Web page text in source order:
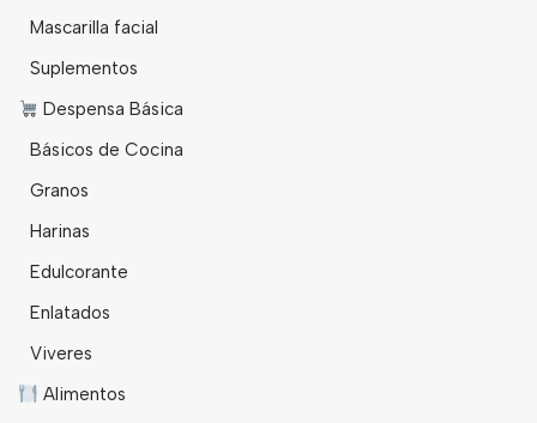
Mascarilla facial
Suplementos
Despensa Básica
Básicos de Cocina
Granos
Harinas
Edulcorante
Enlatados
Viveres
Alimentos